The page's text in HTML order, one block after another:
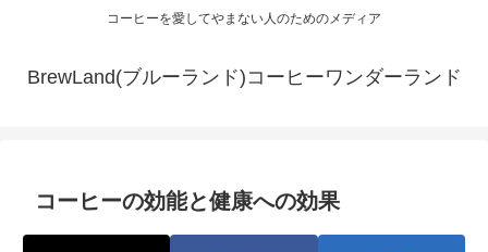
コーヒーを愛してやまない人のためのメディア
BrewLand(ブルーランド)コーヒーワンダーランド
コーヒーの効能と健康への効果